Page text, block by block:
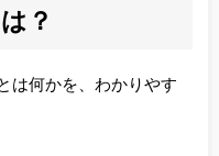
？
は何かを、わかりやす